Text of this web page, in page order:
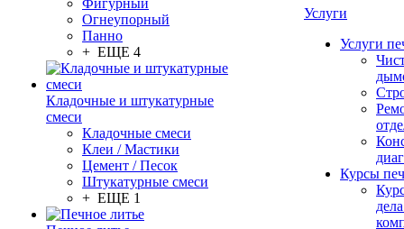
Фигурный
Огнеупорный
Панно
+ ЕЩЕ 4
Кладочные и штукатурные
смеси
Кладочные смеси
Клеи / Мастики
Цемент / Песок
Штукатурные смеси
+ ЕЩЕ 1
Услуги
Услуги
Курсы